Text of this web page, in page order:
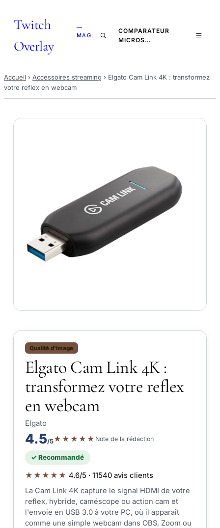
Twitch
Overlay
—
MAG.
COMPARATEUR
MICROS…
Accueil › Accessoires streaming › Elgato Cam Link 4K : transformez
votre reflex en webcam
Qualité d'image
Elgato Cam Link 4K :
transformez votre reflex
en webcam
Elgato
4.5/5★★★★★ Note de la rédaction
✓ Recommandé
★★★★★ 4.6/5 · 11540 avis clients
La Cam Link 4K capture le signal HDMI de votre
reflex, hybride, caméscope ou action cam et
l'envoie en USB 3.0 à votre PC, où il apparaît
comme une simple webcam dans OBS, Zoom ou